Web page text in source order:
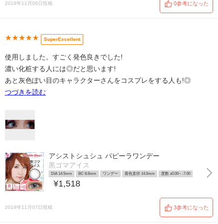
2019年11月06日投稿 0参考になった
★★★★★ SuperExcellent
使用しました。すごく発色良きでした!
濃い化粧する人には◎だと思います!
あと灰色ぽい目のキャラクターさんをコスプレをする人も!◎
つづきを読む
アシストシュシュ パピーラワンデー
黒ゴマアイス
DIA 14.5mm BC 8.6mm ワンデー 着色直径 14.0mm 度数 ±0.00~ -7.00
¥1,518
2019年11月07日投稿 3参考になった